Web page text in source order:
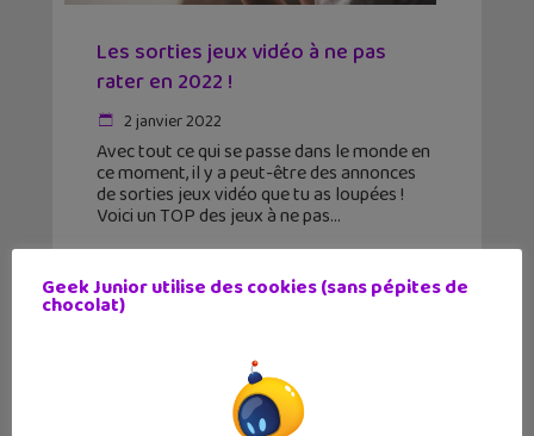
Les sorties jeux vidéo à ne pas
rater en 2022 !
2 janvier 2022
Avec tout ce qui se passe dans le monde en
ce moment, il y a peut-être des annonces
de sorties jeux vidéo que tu as loupées !
Voici un TOP des jeux à ne pas
Geek Junior utilise des cookies (sans pépites de
chocolat)